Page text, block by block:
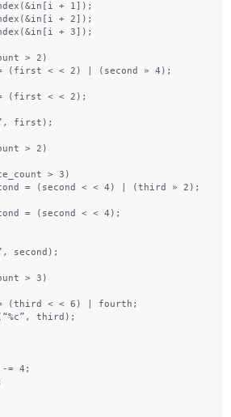
+ 1]);
+ 2]);
+ 3]);
> 2)
(first < < 2) | (second » 4);
(first < < 2);
first);
> 2)
> 3)
= (second < < 4) | (third » 2);
= (second < < 4);
second);
> 3)
(third < < 6) | fourth;
third);
= 4;